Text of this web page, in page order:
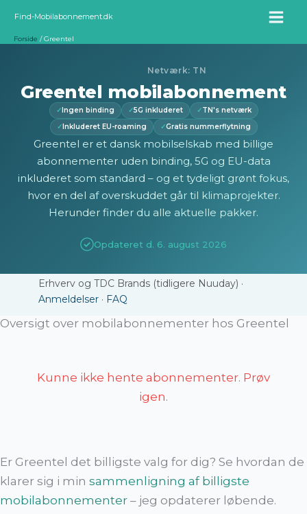
indholdet
Find-Mobilabonnement.dk
Forside Greentel
Netværk: TN
Greentel mobilabonnement
✓Ingen binding ✓5G inkluderet ✓TN's netværk
✓Inkluderet EU-roaming ✓Gratis nummerflytning
Greentel er et dansk mobilselskab med billige
abonnementer uden binding, 5G og EU-data
inkluderet som standard – og et tydeligt grønt fokus,
hvor en del af overskuddet går til klimaprojekter.
Herunder finder du alle aktuelle pakker.
Opdateret d. 6. august 2026
Erhverv og TDC Brands (tidligere Nuuday) ·
Anmeldelser · FAQ
Oversigt over mobilabonnementer hos Greentel
Kunne ikke hente abonnementer. Prøv
igen.
Er Greentel det billigste valg for dig? Se hvordan de
klarer sig i min sammenligning af billigste
mobilabonnementer – jeg opdaterer løbende.